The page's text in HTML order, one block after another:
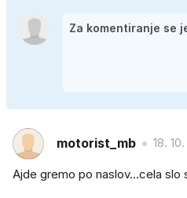
motorist_mb 18.
Ajde gremo po naslov...cela slo